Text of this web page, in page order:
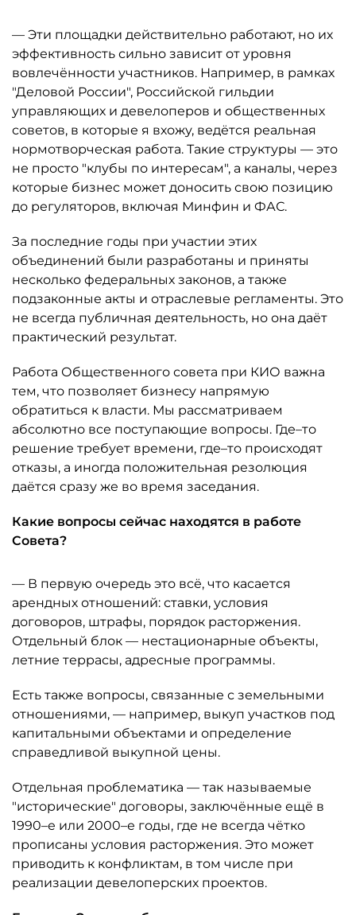
— Эти площадки действительно работают, но их
эффективность сильно зависит от уровня
вовлечённости участников. Например, в рамках
"Деловой России", Российской гильдии
управляющих и девелоперов и общественных
советов, в которые я вхожу, ведётся реальная
нормотворческая работа. Такие структуры — это
не просто "клубы по интересам", а каналы, через
которые бизнес может доносить свою позицию
до регуляторов, включая Минфин и ФАС.
За последние годы при участии этих
объединений были разработаны и приняты
несколько федеральных законов, а также
подзаконные акты и отраслевые регламенты. Это
не всегда публичная деятельность, но она даёт
практический результат.
Работа Общественного совета при КИО важна
тем, что позволяет бизнесу напрямую
обратиться к власти. Мы рассматриваем
абсолютно все поступающие вопросы. Где–то
решение требует времени, где–то происходят
отказы, а иногда положительная резолюция
даётся сразу же во время заседания.
Какие вопросы сейчас находятся в работе
Совета?
— В первую очередь это всё, что касается
арендных отношений: ставки, условия
договоров, штрафы, порядок расторжения.
Отдельный блок — нестационарные объекты,
летние террасы, адресные программы.
Есть также вопросы, связанные с земельными
отношениями, — например, выкуп участков под
капитальными объектами и определение
справедливой выкупной цены.
Отдельная проблематика — так называемые
"исторические" договоры, заключённые ещё в
1990–е или 2000–е годы, где не всегда чётко
прописаны условия расторжения. Это может
приводить к конфликтам, в том числе при
реализации девелоперских проектов.